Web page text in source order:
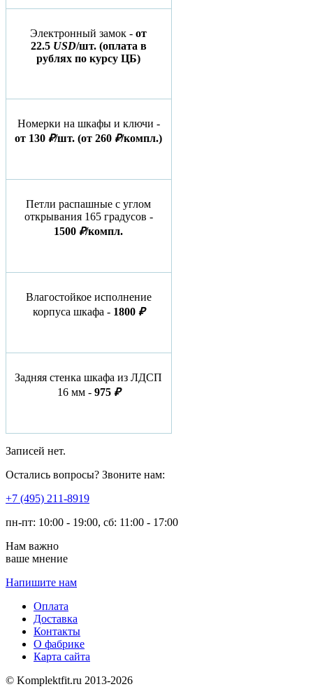
Электронный замок -от
22.5 USD/шт. (оплата в
рублях по курсу ЦБ)
Номерки на шкафы и ключи -
от 130₽/шт. (от 260₽/компл.)
Петли распашные с углом
открывания 165 градусов -
1500₽/компл.
Влагостойкое исполнение
корпуса шкафа - 1800 ₽
Задняя стенка шкафа из ЛДСП
16 мм - 975 ₽
Записей нет.
Остались вопросы? Звоните нам:
​+7 (495) 211-8919
пн-пт: 10:00 - 19:00, сб: 11:00 - 17:00
Нам важно
ваше мнение
Напишите нам
Оплата
Доставка
Контакты
О фабрике
Карта сайта
© Komplektfit.ru 2013-2026